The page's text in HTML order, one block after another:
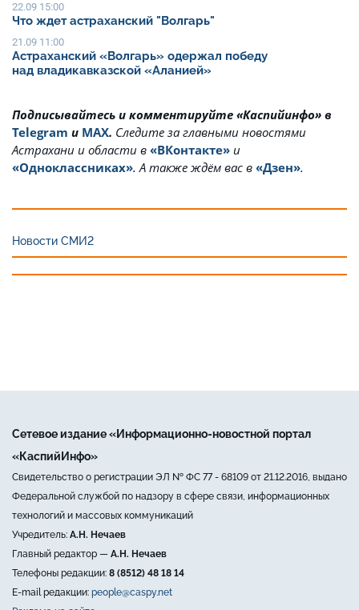
22.09 15:00
Что ждет астраханский "Волгарь"
21.09 11:00
Астраханский «Волгарь» одержал победу
над владикавказской «Аланией»
Подписывайтесь и комментируйте «Каспийинфо» в
Telegram и MAX. Cледите за главными новостями
Астрахани и области в «ВКонтакте» и
«Одноклассниках». А также ждём вас в «Дзен».
Новости СМИ2
Сетевое издание «Информационно-новостной портал
«КаспийИнфо»
Свидетельство о регистрации ЭЛ № ФС 77 - 68109 от 21.12.2016, выдано
Федеральной службой по надзору в сфере связи, информационных
технологий и массовых коммуникаций
Учредитель: А.Н. Нечаев
Главный редактор — А.Н. Нечаев
Телефоны редакции: 8 (8512) 48 18 14
E-mail редакции: people@caspy.net